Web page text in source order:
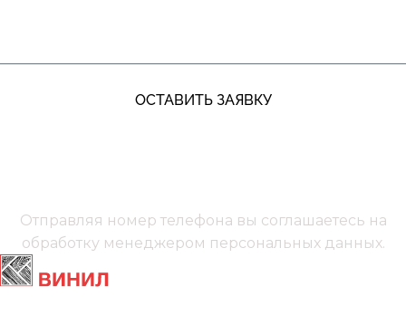
ОСТАВИТЬ ЗАЯВКУ
Отправляя номер телефона вы соглашаетесь на
обработку менеджером персональных данных.